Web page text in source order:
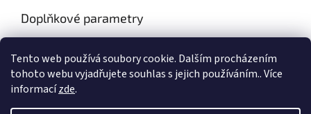
Tento web používá soubory cookie. Dalším procházením
tohoto webu vyjadřujete souhlas s jejich používáním.. Více
informacízde.
Doplňkové parametry
Záruka: 2 roky